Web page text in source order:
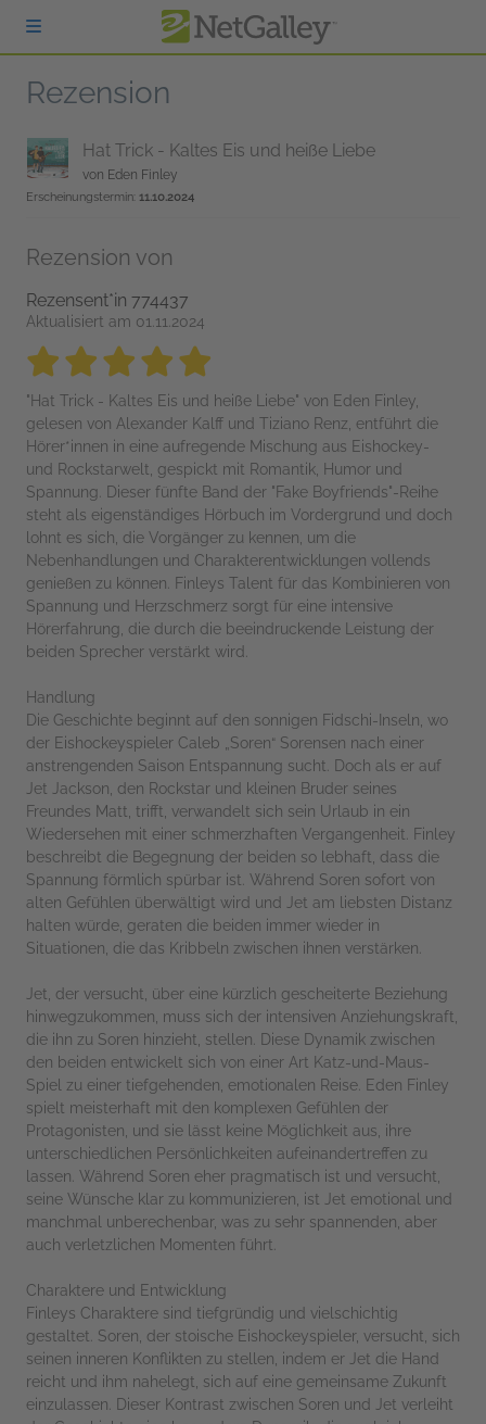
zum Hauptinhalt springen
Rezension
Hat Trick - Kaltes Eis und heiße Liebe
von Eden Finley
Erscheinungstermin: 11.10.2024
Rezension von
Rezensent*in 774437
Aktualisiert am 01.11.2024
5 stars
5 stars
5 stars
5 stars
"Hat Trick - Kaltes Eis und heiße Liebe" von Eden Finley,
gelesen von Alexander Kalff und Tiziano Renz, entführt die
Hörer*innen in eine aufregende Mischung aus Eishockey-
und Rockstarwelt, gespickt mit Romantik, Humor und
Spannung. Dieser fünfte Band der "Fake Boyfriends"-Reihe
steht als eigenständiges Hörbuch im Vordergrund und doch
lohnt es sich, die Vorgänger zu kennen, um die
Nebenhandlungen und Charakterentwicklungen vollends
genießen zu können. Finleys Talent für das Kombinieren von
Spannung und Herzschmerz sorgt für eine intensive
Hörerfahrung, die durch die beeindruckende Leistung der
beiden Sprecher verstärkt wird.
Handlung
Die Geschichte beginnt auf den sonnigen Fidschi-Inseln, wo
der Eishockeyspieler Caleb „Soren“ Sorensen nach einer
anstrengenden Saison Entspannung sucht. Doch als er auf
Jet Jackson, den Rockstar und kleinen Bruder seines
Freundes Matt, trifft, verwandelt sich sein Urlaub in ein
Wiedersehen mit einer schmerzhaften Vergangenheit. Finley
beschreibt die Begegnung der beiden so lebhaft, dass die
Spannung förmlich spürbar ist. Während Soren sofort von
alten Gefühlen überwältigt wird und Jet am liebsten Distanz
halten würde, geraten die beiden immer wieder in
Situationen, die das Kribbeln zwischen ihnen verstärken.
Jet, der versucht, über eine kürzlich gescheiterte Beziehung
hinwegzukommen, muss sich der intensiven Anziehungskraft,
die ihn zu Soren hinzieht, stellen. Diese Dynamik zwischen
den beiden entwickelt sich von einer Art Katz-und-Maus-
Spiel zu einer tiefgehenden, emotionalen Reise. Eden Finley
spielt meisterhaft mit den komplexen Gefühlen der
Protagonisten, und sie lässt keine Möglichkeit aus, ihre
unterschiedlichen Persönlichkeiten aufeinandertreffen zu
lassen. Während Soren eher pragmatisch ist und versucht,
seine Wünsche klar zu kommunizieren, ist Jet emotional und
manchmal unberechenbar, was zu sehr spannenden, aber
auch verletzlichen Momenten führt.
Charaktere und Entwicklung
Finleys Charaktere sind tiefgründig und vielschichtig
gestaltet. Soren, der stoische Eishockeyspieler, versucht, sich
seinen inneren Konflikten zu stellen, indem er Jet die Hand
reicht und ihm nahelegt, sich auf eine gemeinsame Zukunft
einzulassen. Dieser Kontrast zwischen Soren und Jet verleiht